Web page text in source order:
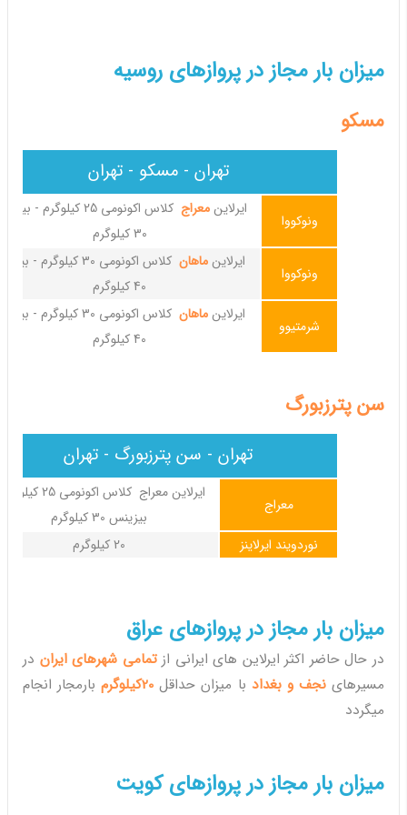
میزان بار مجاز در پروازهای روسیه
مسکو
تهران - مسکو - تهران
ایرلاینمعراج
کلاس اکونومی 25 کیلوگرم -
30 کیلوگرم
ونوکووا
ایرلاینماهان
کلاس اکونومی 30 کیلوگرم -
40 کیلوگرم
ونوکووا
ایرلاینماهان
کلاس اکونومی 30 کیلوگرم -
40 کیلوگرم
شرمتیوو
سن پترزبورگ
تهران - سن پترزبورگ - تهران
ایرلاین معراج کلاس اکونومی
بیزینس 30 کیلوگرم
معراج
20 کیلوگرم
نوردویند ایرلاینز
میزان بار مجاز در پروازهای عراق
در حال حاضر اکثر ایرلاین های ایرانی ازتمامی شهرهای ایران در
مسیرهاینجف و بغداد با میزان حداقل 20کیلوگرم
بارمجار انجام
میگردد
میزان بار مجاز در پروازهای کویت